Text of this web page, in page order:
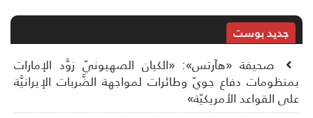
جديد بوست
صحيفة «هآرتس»: «الكيان الصهيونيّ زوَّد الإمارات
دفاع جويّ وطائرات لمواجهة الضَّربات الإيرانيَّة
القواعد الأمريكيّة»